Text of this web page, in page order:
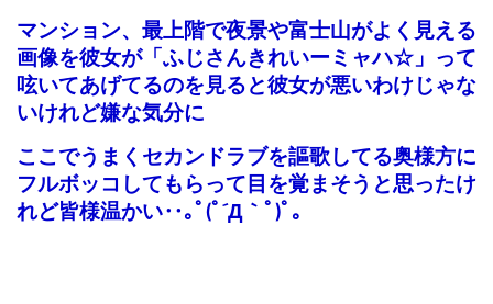
マンション、最上階で夜景や富士山がよく見える
画像を彼女が「ふじさんきれいーミャハ☆」って
呟いてあげてるのを見ると彼女が悪いわけじゃな
いけれど嫌な気分に
ここでうまくセカンドラブを謳歌してる奥様方に
フルボッコしてもらって目を覚まそうと思ったけ
れど皆様温かい‥｡ﾟ(ﾟ´Д｀ﾟ)ﾟ｡